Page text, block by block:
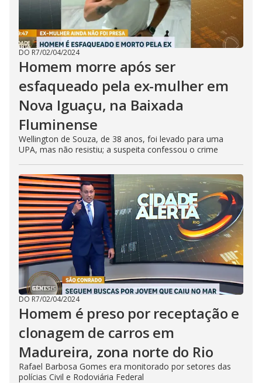
DO R7/02/04/2024
Homem morre após ser
esfaqueado pela ex-mulher em
Nova Iguaçu, na Baixada
Fluminense
Wellington de Souza, de 38 anos, foi levado para uma
UPA, mas não resistiu; a suspeita confessou o crime
DO R7/02/04/2024
Homem é preso por receptação e
clonagem de carros em
Madureira, zona norte do Rio
Rafael Barbosa Gomes era monitorado por setores das
polícias Civil e Rodoviária Federal